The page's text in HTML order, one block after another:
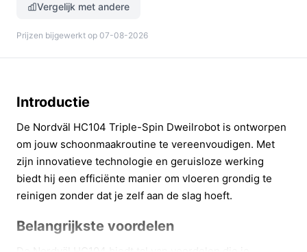
Vergelijk met andere
Prijzen bijgewerkt op 07-08-2026
Introductie
De Nordväl HC104 Triple-Spin Dweilrobot is ontworpen
om jouw schoonmaakroutine te vereenvoudigen. Met
zijn innovatieve technologie en geruisloze werking
biedt hij een efficiënte manier om vloeren grondig te
reinigen zonder dat je zelf aan de slag hoeft.
Belangrijkste voordelen